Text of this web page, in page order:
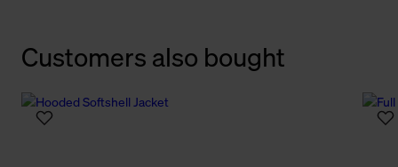
Customers also bought